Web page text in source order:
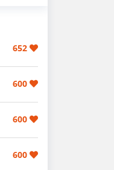
652
600
600
600